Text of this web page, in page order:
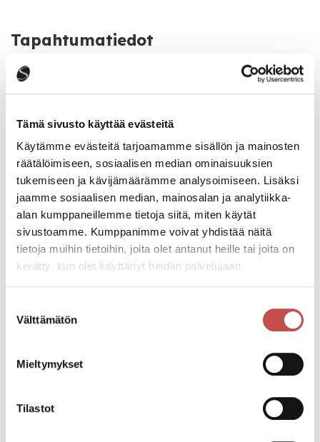
Tämä sivusto käyttää evästeitä
Käytämme evästeitä tarjoamamme sisällön ja mainosten
räätälöimiseen, sosiaalisen median ominaisuuksien
tukemiseen ja kävijämäärämme analysoimiseen. Lisäksi
jaamme sosiaalisen median, mainosalan ja analytiikka-
alan kumppaneillemme tietoja siitä, miten käytät
sivustoamme. Kumppanimme voivat yhdistää näitä
tietoja muihin tietoihin, joita olet antanut heille tai joita on
kerätty, kun olet käyttänyt heidän palvelujaan.
valinta
Välttämätön
Mieltymykset
Tilastot
Tapahtumatiedot
Tapahtumapaikka
Lukiontie 3, 43100 Saarijärvi
Pääsymaksu
45€ sis. palvelumaksun
Katso kaikki tapahtumat
Linkedin